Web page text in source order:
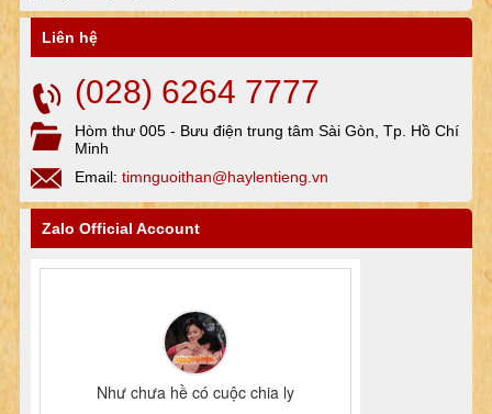
Liên hệ
(028) 6264 7777
Hòm thư 005 - Bưu điện trung tâm Sài Gòn, Tp. Hồ Chí
Minh
Email: timnguoithan@haylentieng.vn
Zalo Official Account